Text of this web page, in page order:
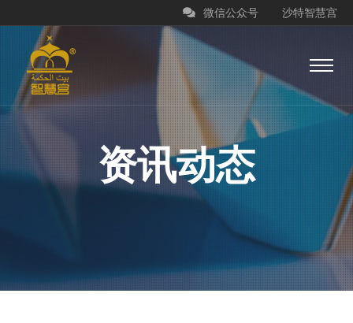
沙特智慧宫
微信公众号
资讯动态